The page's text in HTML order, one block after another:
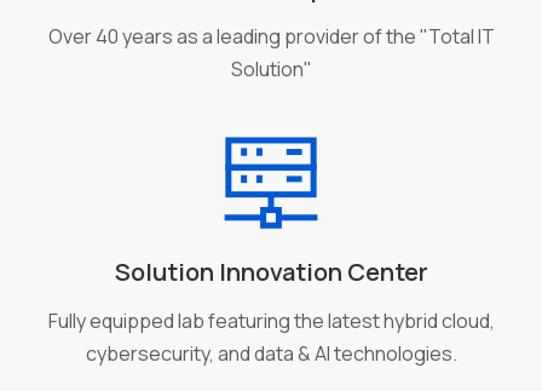
Over 40 years as a leading provider of the "Total IT
Solution"
Solution Innovation Center
Fully equipped lab featuring the latest hybrid cloud,
cybersecurity, and data & AI technologies.